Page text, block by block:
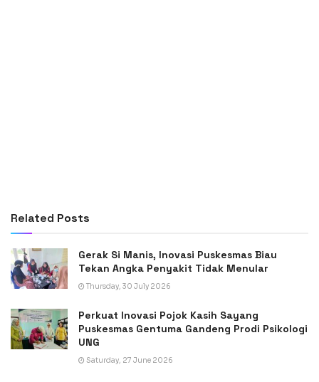
Related Posts
Gerak Si Manis, Inovasi Puskesmas Biau
Tekan Angka Penyakit Tidak Menular
Thursday, 30 July 2026
Perkuat Inovasi Pojok Kasih Sayang
Puskesmas Gentuma Gandeng Prodi Psikologi
UNG
Saturday, 27 June 2026